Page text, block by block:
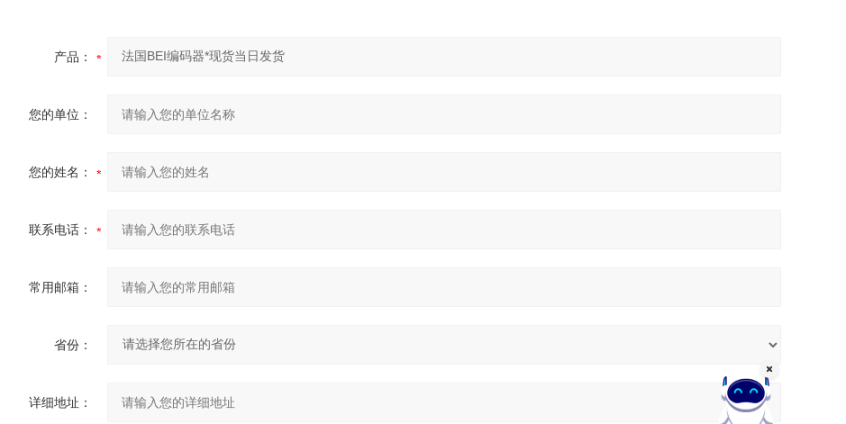
产品：
您的单位：
您的姓名：
联系电话：
常用邮箱：
省份：
详细地址：